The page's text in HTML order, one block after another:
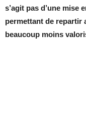
s’agit pas d’une mise
permettant de repartir
beaucoup moins